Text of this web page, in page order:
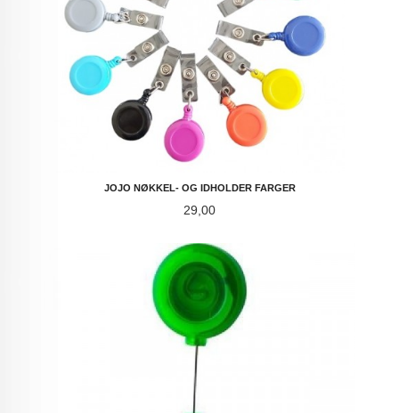
JOJO NØKKEL- OG IDHOLDER FARGER
Pris
29,00